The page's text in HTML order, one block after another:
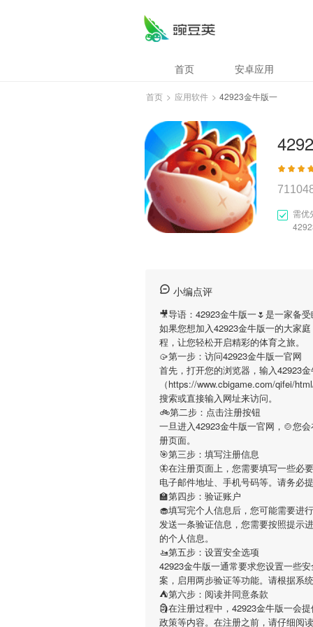
首页 安卓应用
首页 > 应用软件 > 42923金牛版一
需优
小编点评
🎥导语： 42923金牛版一🌷是一家备
如果您想加入42923金牛版一的大家
程，让您轻松开启精彩的体育之旅。
🥠第一步：访问42923金牛版一官网
首先，打开您的浏览器，输入42923
（https://www.cbigame.com/qifei/
搜索或直接输入网址来访问。
🚲第二步：点击注册按钮
一旦进入42923金牛版一官网，🍲您
册页面。
🎯第三步：填写注册信息
🦋在注册页面上，您需要填写一些必
电子邮件地址、手机号码等。请务必
🏫第四步：验证账户
🧁填写完个人信息后，您可能需要进
发送一条验证信息，您需要按照提示
的个人信息。
🚤第五步：设置安全选项
42923金牛版一通常要求您设置一些
案，启用两步验证等功能。请根据系
⛺第六步：阅读并同意条款
🗿在注册过程中， 42923金牛版一会
政策等内容。在注册之前，请仔细阅